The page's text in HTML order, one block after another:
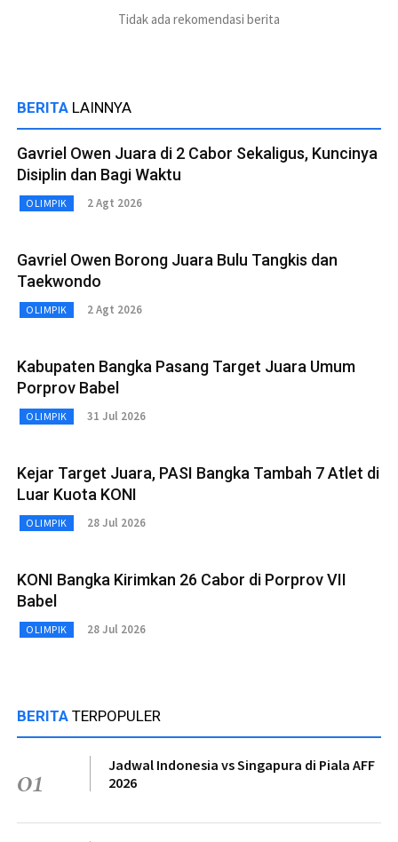
Tidak ada rekomendasi berita
BERITA LAINNYA
Gavriel Owen Juara di 2 Cabor Sekaligus, Kuncinya
Disiplin dan Bagi Waktu
OLIMPIK 2 Agt 2026
Gavriel Owen Borong Juara Bulu Tangkis dan
Taekwondo
OLIMPIK 2 Agt 2026
Kabupaten Bangka Pasang Target Juara Umum
Porprov Babel
OLIMPIK 31 Jul 2026
Kejar Target Juara, PASI Bangka Tambah 7 Atlet di
Luar Kuota KONI
OLIMPIK 28 Jul 2026
KONI Bangka Kirimkan 26 Cabor di Porprov VII
Babel
OLIMPIK 28 Jul 2026
BERITA TERPOPULER
01
Jadwal Indonesia vs Singapura di Piala AFF
2026